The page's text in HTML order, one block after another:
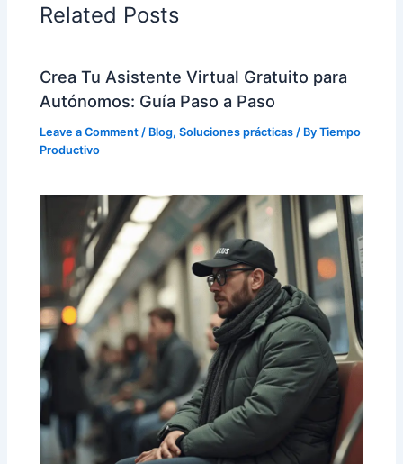
Related Posts
Crea Tu Asistente Virtual Gratuito para
Autónomos: Guía Paso a Paso
Leave a Comment / Blog,Soluciones prácticas / ByTiempo
Productivo